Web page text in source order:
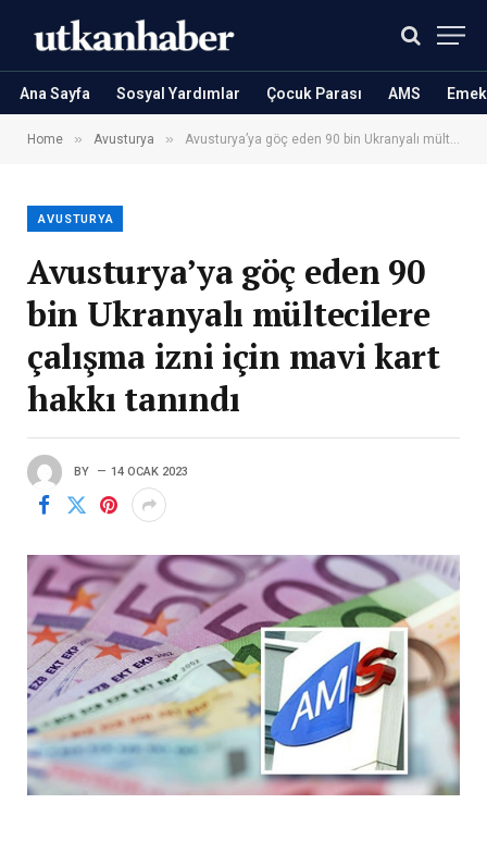
Ana Sayfa Sosyal Yardımlar Çocuk Parası AMS
Home » Avusturya » Avusturya’ya göç eden 90 bin Ukranyalı mültecilere çalışma izni için mavi kart hakkı tanındı
AVUSTURYA
Avusturya’ya göç eden 90
bin Ukranyalı mültecilere
çalışma izni için mavi kart
hakkı tanındı
BY 14 OCAK 2023